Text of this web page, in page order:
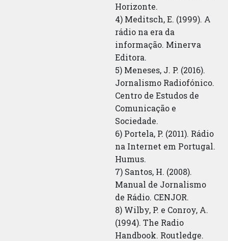
Horizonte.
4) Meditsch, E. (1999). A
rádio na era da
informação. Minerva
Editora.
5) Meneses, J. P. (2016).
Jornalismo Radiofónico.
Centro de Estudos de
Comunicação e
Sociedade.
6) Portela, P. (2011). Rádio
na Internet em Portugal.
Humus.
7) Santos, H. (2008).
Manual de Jornalismo
de Rádio. CENJOR.
8) Wilby, P. e Conroy, A.
(1994). The Radio
Handbook. Routledge.